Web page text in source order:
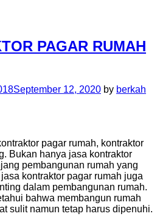
PAGAR RUMAH
September 12, 2020 by berkah
pagar rumah, kontraktor
Bukan hanya jasa kontraktor
pembangunan rumah yang
kontraktor pagar rumah juga
dalam pembangunan rumah.
bahwa membangun rumah
sulit namun tetap harus dipenuhi.